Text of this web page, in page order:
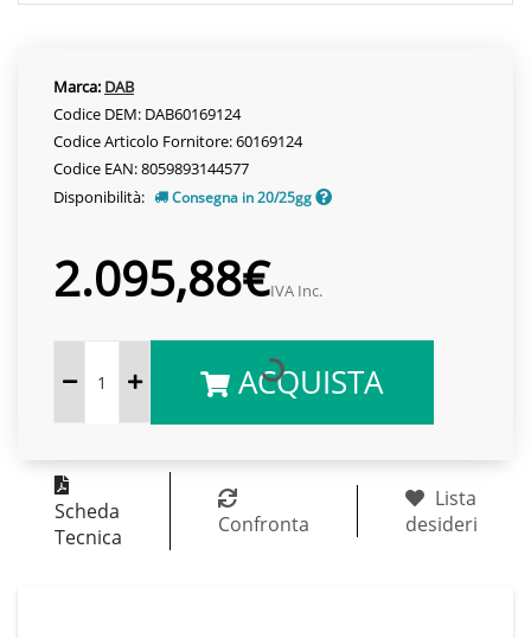
Marca: DAB
Codice DEM: DAB60169124
Codice Articolo Fornitore: 60169124
Codice EAN: 8059893144577
Disponibilità:
Consegna in 20/25gg
2.095,88€IVA Inc.
ACQUISTA
Scheda
Tecnica
Confronta
Lista
desideri